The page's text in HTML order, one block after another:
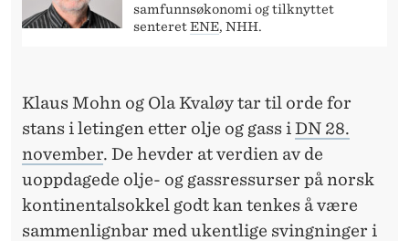
samfunnsøkonomi og tilknyttet
senteretENE, NHH.
Klaus Mohn og Ola Kvaløy tar til orde for
stans i letingen etter olje og gass i DN 28.
november. De hevder at verdien av de
uoppdagede olje- og gassressurser på norsk
kontinentalsokkel godt kan tenkes å være
sammenlignbar med ukentlige svingninger i